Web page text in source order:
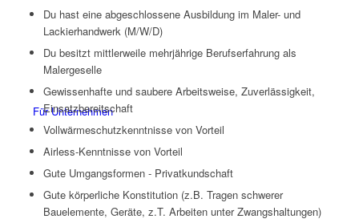
Für Unternehmen
Du hast eine abgeschlossene Ausbildung im Maler- und
Lackierhandwerk (M/W/D)
Du besitzt mittlerweile mehrjährige Berufserfahrung als
Malergeselle
Gewissenhafte und saubere Arbeitsweise, Zuverlässigkeit,
Einsatzbereitschaft
Vollwärmeschutzkenntnisse von Vorteil
Airless-Kenntnisse von Vorteil
Gute Umgangsformen - Privatkundschaft
Gute körperliche Konstitution (z.B. Tragen schwerer
Bauelemente, Geräte, z.T. Arbeiten unter Zwangshaltungen)